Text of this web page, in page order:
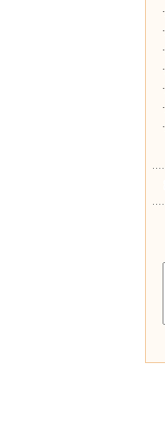
·
·
·
·
·
·
·